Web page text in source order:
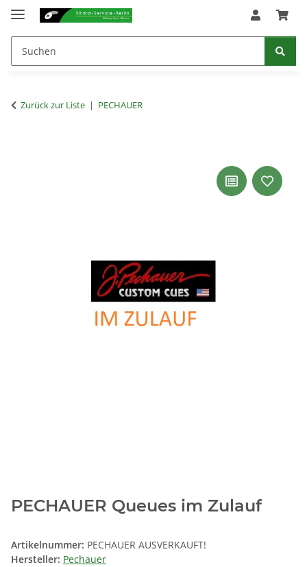
Zurück zur Liste PECHAUER
PECHAUER Queues im Zulauf
Artikelnummer: PECHAUER AUSVERKAUFT!
Hersteller: Pechauer